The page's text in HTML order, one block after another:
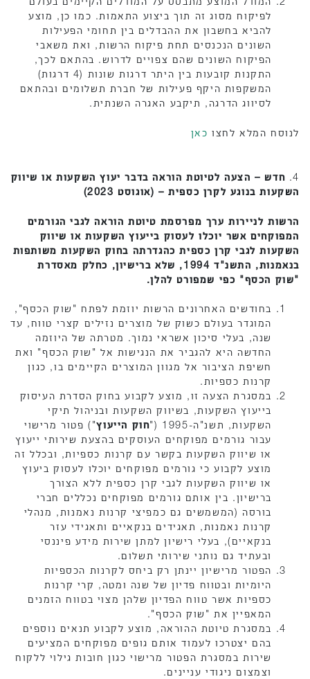
לפיקוח מסוג זה תוך ביצוע התאמות. כמו כן, מוצע
להביא בחשבון את ההבדלים בין תחומי הפעילות
השונים הנכנסים תחת פיקוח הרשות, ואת משאבי
הפיקוח השונים שהם צפויים לדרוש. בהתאם לכך,
התקנות קובעות בין היתר דרגות שונות (4 דרגות)
המשקפות היקף פעילות של חברת תשלומים ובהתאם
לסיווג הדרגה, תיקבע האגרה השנתית.
לנוסח המלא לחצו כאן
4.
חדש – הצעה לטיוטת הוראה בדבר יעוץ השקעות או שיווק
השקעות בנוגע לקרן כספית – (אוגוסט 2023)
הרשות לניירות ערך מפרסמת טיוטת הוראה לגבי הגורמים
המפוקחים אשר יוכלו לעסוק בייעוץ השקעות או שיווק
השקעות לגבי קרן כספית כהגדרתה בחוק השקעות משותפות
בנאמנות, התשנ"ד 1994, שלא ברישיון, כחלק מאסדרת
"שוק הכסף" כפי שמפורט להלן.
בחודשים האחרונים הרשות יוזמת לפתח "שוק הכסף",
המוגדר בעולם כשוק של מוצרים נזילים קצרי טווח, עד
שנה, בעלי סיכון אשראי נמוך. מטרתה של היוזמה
החדשה היא להגביר את הנגישות אל "שוק הכסף" ואת
חשיפת הציבור אל מגוון המוצרים הקיימים בו, כגון
קרנות כספיות.
במסגרת הצעה זו, מוצע לקבוע בחוק הסדרת העיסוק
בייעוץ השקעות, בשיווק השקעות ובניהול תיקי
השקעות, תשנ"ה-1995 ("
חוק הייעוץ") פטור מרישוי
עבור גורמים מפוקחים העוסקים בהצעת שירותי ייעוץ
או שיווק השקעות בקשר עם קרנות כספיות, ובכלל זה
מוצע לקבוע כי גורמים מפוקחים יוכלו לעסוק ביעוץ
או שיווק השקעות לגבי קרן כספית ללא הצורך
ברישיון. בין אותם גורמים מפוקחים נכללים חברי
בורסה (המשמשים גם כמפיצי קרנות נאמנות, מנהלי
קרנות נאמנות, תאגידים בנקאיים ותאגידי עזר
בנקאיים), בעלי רישיון למתן שירות מידע פיננסי
ובעתיד גם נותני שירותי תשלום.
הפטור מרישיון יינתן רק ביחס לקרנות הכספיות
היומיות ובטווח פדיון של שנה ומטה, קרי קרנות
כספיות אשר טווח הפדיון שלהן מצוי בטווח הזמנים
המאפיין את "שוק הכסף".
במסגרת טיוטת ההוראה, מוצע לקבוע תנאים נוספים
בהם יצטרכו לעמוד אותם גופים מפוקחים המציעים
שירות במסגרת הפטור מרישוי כגון חובות גילוי ללקוח
וצמצום ניגודי עניינים.